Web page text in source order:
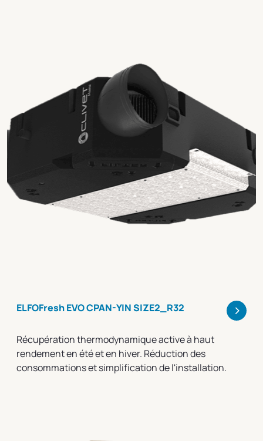
ELFOFresh EVO CPAN-YIN SIZE2_R32 >
Récupération thermodynamique active à haut
rendement en été et en hiver. Réduction des
consommations et simplification de l'installation.